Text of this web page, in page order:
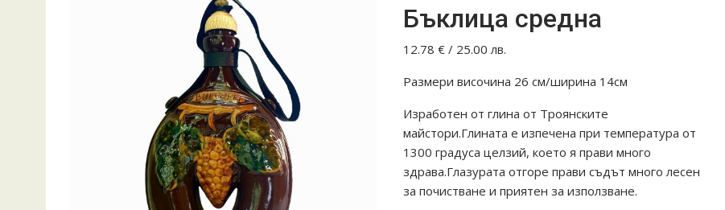
Бъклица средна
12.78 €/ 25.00 лв.
Размери височина 26 см/ширина 14см
Изработен от глина от Троянските
майстори.Глината е изпечена при температура от
1300 градуса целзий, което я прави много
здрава.Глазурата отгоре прави съдът много лесен
за почистване и приятен за използване.